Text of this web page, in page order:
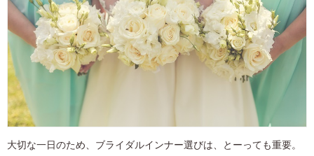
大切な一日のため、ブライダルインナー選びは、とーっても重要。